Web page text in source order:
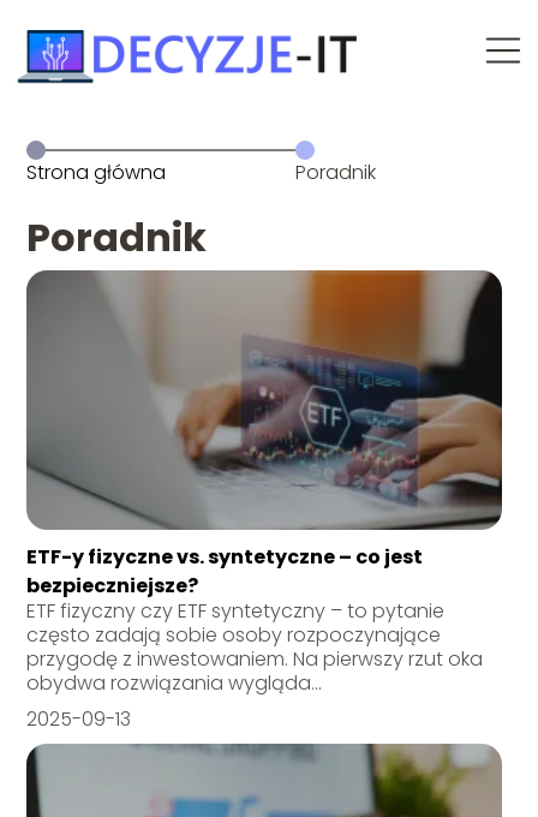
Strona główna Poradnik
Poradnik
ETF-y fizyczne vs. syntetyczne – co jest
bezpieczniejsze?
ETF fizyczny czy ETF syntetyczny – to pytanie
często zadają sobie osoby rozpoczynające
przygodę z inwestowaniem. Na pierwszy rzut oka
obydwa rozwiązania wygląda...
2025-09-13